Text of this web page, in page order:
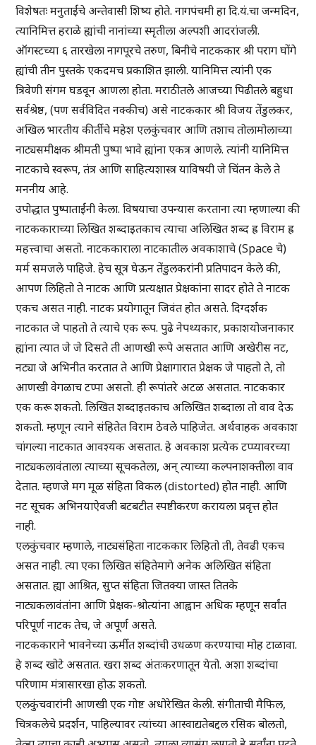
विशेषतः मनुताईंचे अन्तेवासी शिष्य होते. नागपंचमी हा दि.यं.चा जन्मदिन,
त्यानिमित्त हराळे ह्यांची नानांच्या स्मृतीला अल्पशी आदरांजली.
ऑगस्टच्या ६ तारखेला नागपूरचे तरुण, बिनीचे नाटककार श्री पराग घोंगे
ह्यांची तीन पुस्तके एकदमच प्रकाशित झाली. यानिमित्त त्यांनी एक
त्रिवेणी संगम घडवून आणला होता. मराठीतले आजच्या पिढीतले बहुधा
सर्वश्रेष्ठ, (पण सर्वविदित नक्कीच) असे नाटककार श्री विजय तेंडुलकर,
अखिल भारतीय कीर्तीचे महेश एलकुंचवार आणि तशाच तोलामोलाच्या
नाट्यसमीक्षक श्रीमती पुष्पा भावे ह्यांना एकत्र आणले. त्यांनी यानिमित्त
नाटकाचे स्वरूप, तंत्र आणि साहित्यशास्त्र याविषयी जे चिंतन केले ते
मननीय आहे.
उपोद्धात पुष्पाताईंनी केला. विषयाचा उपन्यास करताना त्या म्हणाल्या की
नाटककाराच्या लिखित शब्दाइतकाच त्याचा अलिखित शब्द ह्र विराम ह्र
महत्त्वाचा असतो. नाटककाराला नाटकातील अवकाशाचे (Space चे)
मर्म समजले पाहिजे. हेच सूत्र घेऊन तेंडुलकरांनी प्रतिपादन केले की,
आपण लिहितो ते नाटक आणि प्रत्यक्षात प्रेक्षकांना सादर होते ते नाटक
एकच असत नाही. नाटक प्रयोगातून जिवंत होत असते. दिग्दर्शक
नाटकात जे पाहतो ते त्याचे एक रूप. पुढे नेपथ्यकार, प्रकाशयोजनाकार
ह्यांना त्यात जे जे दिसते ती आणखी रूपे असतात आणि अखेरीस नट,
नट्या जे अभिनीत करतात ते आणि प्रेक्षागारात प्रेक्षक जे पाहतो ते, तो
आणखी वेगळाच टप्पा असतो. ही रूपांतरे अटळ असतात. नाटककार
एक करू शकतो. लिखित शब्दाइतकाच अलिखित शब्दाला तो वाव देऊ
शकतो. म्हणून त्याने संहितेत विराम ठेवले पाहिजेत. अर्थवाहक अवकाश
चांगल्या नाटकात आवश्यक असतात. हे अवकाश प्रत्येक टप्प्यावरच्या
नाट्यकलावंताला त्याच्या सूचकतेला, अन् त्याच्या कल्पनाशक्तीला वाव
देतात. म्हणजे मग मूळ संहिता विकल (distorted) होत नाही. आणि
नट सूचक अभिनयाऐवजी बटबटीत स्पष्टीकरण करायला प्रवृत्त होत
नाही.
एलकुंचवार म्हणाले, नाट्यसंहिता नाटककार लिहितो ती, तेवढी एकच
असत नाही. त्या एका लिखित संहितेमागे अनेक अलिखित संहिता
असतात. ह्या आश्रित, सुप्त संहिता जितक्या जास्त तितके
नाट्यकलावंतांना आणि प्रेक्षक-श्रोत्यांना आह्वान अधिक म्हणून सर्वांत
परिपूर्ण नाटक तेच, जे अपूर्ण असते.
नाटककाराने भावनेच्या ऊर्मीत शब्दांची उधळण करण्याचा मोह टाळावा.
हे शब्द खोटे असतात. खरा शब्द अंतःकरणातून येतो. अशा शब्दांचा
परिणाम मंत्रासारखा होऊ शकतो.
एलकुंचवारांनी आणखी एक गोष्ट अधोरेखित केली. संगीताची मैफिल,
चित्रकलेचे प्रदर्शन, पाहिल्यावर त्यांच्या आस्वाद्यतेबद्दल रसिक बोलतो,